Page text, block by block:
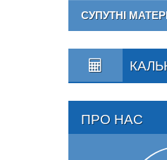
СУПУТНІ
ПРО НАС